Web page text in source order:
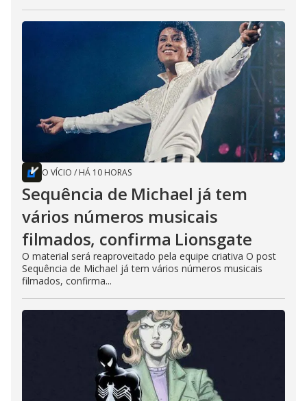
O VÍCIO / HÁ 10 HORAS
Sequência de Michael já tem
vários números musicais
filmados, confirma Lionsgate
O material será reaproveitado pela equipe criativa O post
Sequência de Michael já tem vários números musicais
filmados, confirma...